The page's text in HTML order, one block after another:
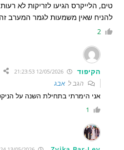
טים, הלייקרס הגיעו לזריקות לא
להניח שאין משמעות לגמר המערב זה
2
הקיפוד
הגב לאבג
אני הימרתי בתחילת השנה על
1